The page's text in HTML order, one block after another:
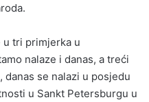
u tri primjerka u
nalaze i danas, a treći
danas se nalazi u posjedu
u Sankt Petersburgu u